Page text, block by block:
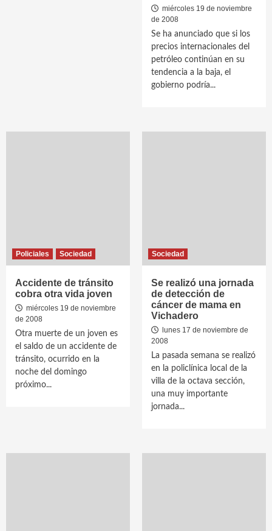
miércoles 19 de noviembre
de 2008
Se ha anunciado que si los
precios internacionales del
petróleo continúan en su
tendencia a la baja, el
gobierno podría...
Policiales Sociedad
Accidente de tránsito
cobra otra vida joven
miércoles 19 de noviembre
de 2008
Otra muerte de un joven es
el saldo de un accidente de
tránsito, ocurrido en la
noche del domingo
próximo...
Sociedad
Se realizó una jornada
de detección de
cáncer de mama en
Vichadero
lunes 17 de noviembre de
2008
La pasada semana se realizó
en la policlínica local de la
villa de la octava sección,
una muy importante
jornada...